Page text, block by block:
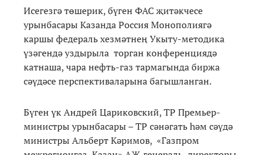
Исегезгә төшерик, бүген ФАС җитәкчесе
урынбасары Казанда Россия Монополиягә
каршы федераль хезмәтнең Укыту-методика
үзәгендә уздырыла торган конференциядә
катнаша, чара нефть-газ тармагында биржа
сәүдәсе перспективаларына багышланган.
Бүген үк Андрей Цариковский, ТР Премьер-
министры урынбасары – ТР сәнәгать һәм сәүдә
министры Альберт Кәримов, «Газпром